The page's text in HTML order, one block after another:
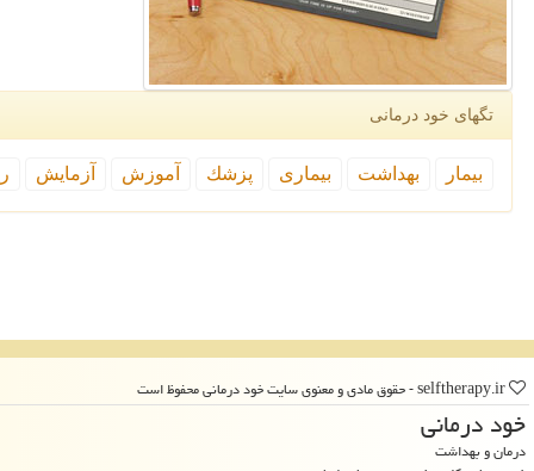
تگهای خود درمانی
بیمار بهداشت بیماری پزشك آموزش آزمایش
خود درمانی
درمان و بهداشت